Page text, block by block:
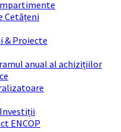
Cetățeni
& Proiecte
anual al achizițiilor
ENCOP